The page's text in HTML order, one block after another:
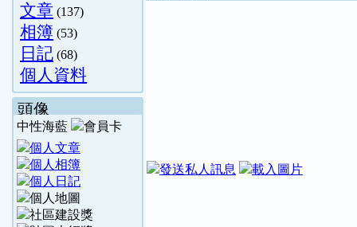
文章 (137)
相簿 (53)
日記 (68)
個人資料
頭像
中性海藍